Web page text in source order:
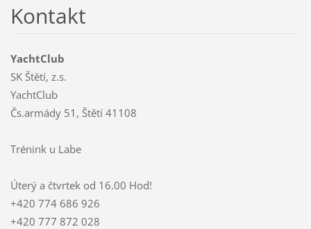
Kontakt
YachtClub
SK Štětí, z.s.
YachtClub
Čs.armády 51, Štětí 41108
Trénink u Labe
Úterý a čtvrtek od 16.00 Hod!
+420 774 686 926
+420 777 872 028